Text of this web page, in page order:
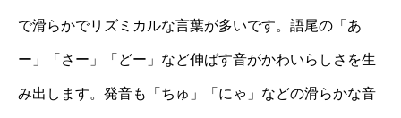
で滑らかでリズミカルな言葉が多いです。語尾の「あ
ー」「さー」「どー」など伸ばす音がかわいらしさを生
み出します。発音も「ちゅ」「にゃ」などの滑らかな音